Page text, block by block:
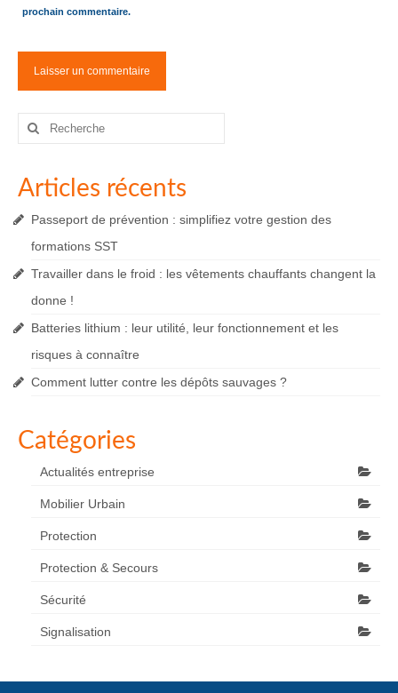
prochain commentaire.
Rechercher
Articles récents
Passeport de prévention : simplifiez votre gestion des
formations SST
Travailler dans le froid : les vêtements chauffants changent la
donne !
Batteries lithium : leur utilité, leur fonctionnement et les
risques à connaître
Comment lutter contre les dépôts sauvages ?
Catégories
Actualités entreprise
Mobilier Urbain
Protection
Protection & Secours
Sécurité
Signalisation